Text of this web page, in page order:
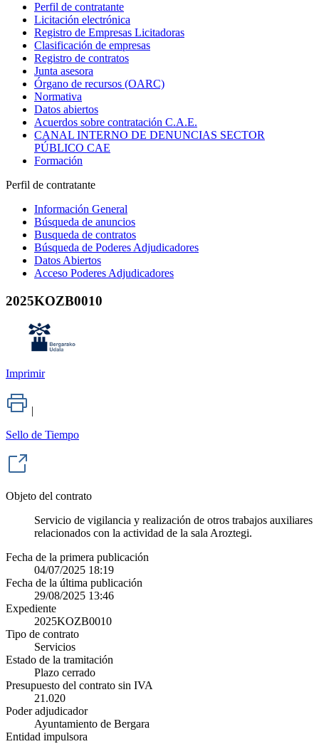
Perfil de contratante
Licitación electrónica
Registro de Empresas Licitadoras
Clasificación de empresas
Registro de contratos
Junta asesora
Órgano de recursos (OARC)
Normativa
Datos abiertos
Acuerdos sobre contratación C.A.E.
CANAL INTERNO DE DENUNCIAS SECTOR
PÚBLICO CAE
Formación
Perfil de contratante
Información General
Búsqueda de anuncios
Busqueda de contratos
Búsqueda de Poderes Adjudicadores
Datos Abiertos
Acceso Poderes Adjudicadores
2025KOZB0010
Imprimir
|
Sello de Tiempo
Objeto del contrato
Servicio de vigilancia y realización de otros trabajos auxiliares
relacionados con la actividad de la sala Aroztegi.
Fecha de la primera publicación
04/07/2025 18:19
Fecha de la última publicación
29/08/2025 13:46
Expediente
2025KOZB0010
Tipo de contrato
Servicios
Estado de la tramitación
Plazo cerrado
Presupuesto del contrato sin IVA
21.020
Poder adjudicador
Ayuntamiento de Bergara
Entidad impulsora